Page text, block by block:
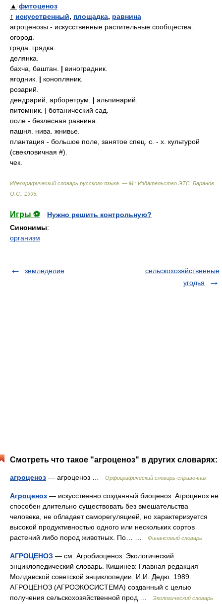
▲ фитоценоз
↑ искусственный, площадка, равнина
агроценозы - искусственные растительные сообщества.
огород.
гряда. грядка.
делянка.
бахча, баштан. | виноградник.
ягодник. | конопляник.
розарий.
дендрарий, арборетрум. | альпинарий.
питомник. | ботанический сад.
поле - безлесная равнина.
пашня. нива. жнивье.
плантация - большое поле, занятое спец. с. - х. культурой
(свекловичная #).
чек.
Идеографический словарь русского языка. — М.: Издательство ЭТС Баранов
О.С.
1995
Игры ⚽
Нужно решить контрольную?
Синонимы:
организм
земледелие
сельскохозяйственные
угодья
Смотреть что такое "агроценоз" в других словарях:
агроценоз — агроценоз … Орфографический словарь-справочник
Агроценоз — искусственно созданный биоценоз. Агроценоз не
способен длительно существовать без вмешательства
человека, не обладает саморегуляцией, но характеризуется
высокой продуктивностью одного или нескольких сортов
растений либо пород животных. По… …
Финансовый словарь
АГРОЦЕНОЗ — см. Агробиоценоз. Экологический
энциклопедический словарь. Кишинев: Главная редакция
Молдавской советской энциклопедии. И.И. Дедю. 1989.
АГРОЦЕНОЗ (АГРОЭКОСИСТЕМА) созданный с целью
получения сельскохозяйственной прод …
Экологический словарь